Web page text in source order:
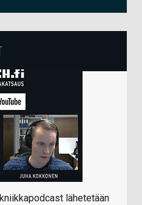
lähetetään